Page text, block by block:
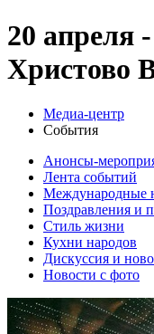
20 апреля
Христово
Медиа-центр
События
Анонсы-
Лента событий
Международные
Поздравления и
Cтиль жизни
Кухни народов
Дискуссия и
Новости с фото